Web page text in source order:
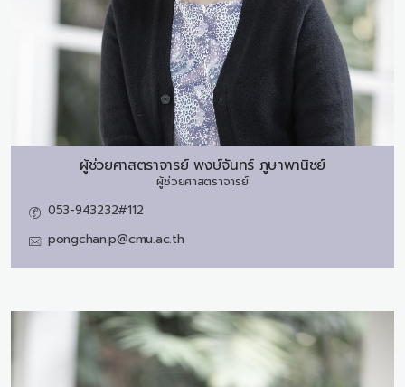
ผู้ช่วยศาสตราจารย์ พงษ์จันทร์ ภูษาพานิชย์
ผู้ช่วยศาสตราจารย์
053-943232#112
pongchan.p@cmu.ac.th